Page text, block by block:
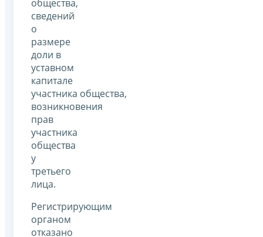
общества,
сведений
о
размере
доли в
уставном
капитале
участника общества,
возникновения
прав
участника
общества
у
третьего
лица.
Регистрирующим
органом
отказано